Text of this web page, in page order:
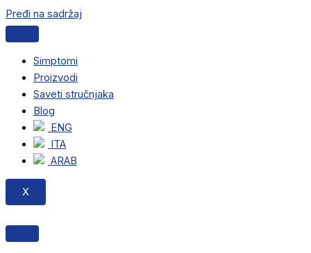
Pređi na sadržaj
Simptomi
Proizvodi
Saveti stručnjaka
Blog
ENG
ITA
ARAB
X